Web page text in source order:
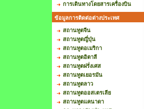
การเดินทางโดยสารเครื่องบิน
ข้อมูลการติดต่อต่างประเทศ
สถานทูตจีน
สถานทูตญี่ปุ่น
สถานทูตอเมริกา
สถานทูตอิตาลี
สถานทูตฝรั่งเศส
สถานทูตเยอรมัน
สถานทูตลาว
สถานทูตออสเตรเลีย
สถานทูตแคนาดา